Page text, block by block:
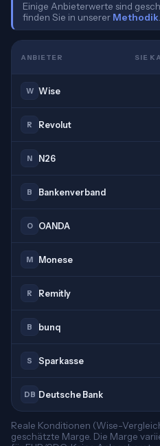
Einige Anbieterwerte sind
finden Sie in unserer Methodik
ANBIETER SIE
W Wise
R Revolut
N N26
B Bankenverband
O OANDA
M Monese
R Remitly
B bunq
S Sparkasse
DB Deutsche Bank
Reale Konditionen (Wise-
geschätzte Marge. Die Marge